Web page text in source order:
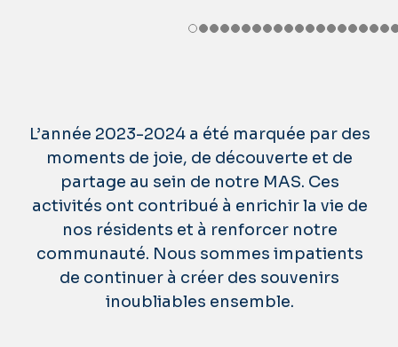
L’année 2023-2024 a été marquée par des
moments de joie, de découverte et de
partage au sein de notre MAS. Ces
activités ont contribué à enrichir la vie de
nos résidents et à renforcer notre
communauté. Nous sommes impatients
de continuer à créer des souvenirs
inoubliables ensemble.